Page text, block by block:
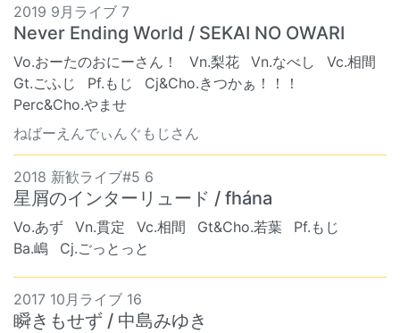
2019 9月ライブ 7
Never Ending World / SEKAI NO OWARI
Vo.おーたのおにーさん！ Vn.梨花 Vn.なべし
Vc.相間
Gt.ごふじ
Pf.もじ
Cj&Cho.きつかぁ！！！
Perc&Cho.やませ
ねばーえんでぃんぐもじさん
2018 新歓ライブ#5 6
星屑のインターリュード / fhána
Vo.あず Vn.貫定 Vc.相間 Gt&Cho.若葉
Pf.もじ
Ba.嶋
Cj.ごっとっと
2017 10月ライブ 16
瞬きもせず / 中島みゆき